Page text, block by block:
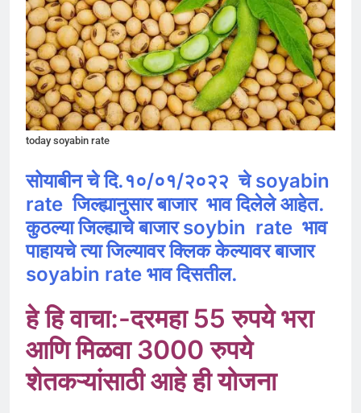
today soyabin rate
सोयाबीन चे दि.१०/०१/२०२२ चेsoyabin
rate जिल्ह्यानुसार बाजार भाव दिलेले आहेत.
कुठल्या जिल्ह्याचे बाजार soybin rate भाव
पाहायचे त्या जिल्यावर क्लिक केल्यावर बाजार
soyabin rate भाव दिसतील.
हे हि वाचा:-दरमहा 55 रुपये भरा
आणि मिळवा 3000 रुपये
शेतकऱ्यांसाठी आहे ही योजना